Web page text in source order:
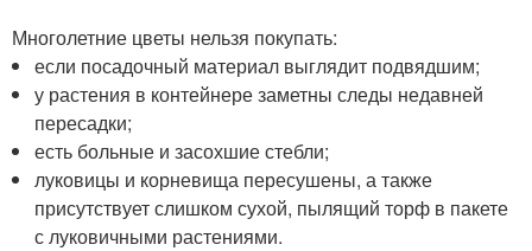
Многолетние цветы нельзя покупать:
если посадочный материал выглядит подвядшим;
у растения в контейнере заметны следы недавней
пересадки;
есть больные и засохшие стебли;
луковицы и корневища пересушены, а также
присутствует слишком сухой, пылящий торф в пакете
с луковичными растениями.